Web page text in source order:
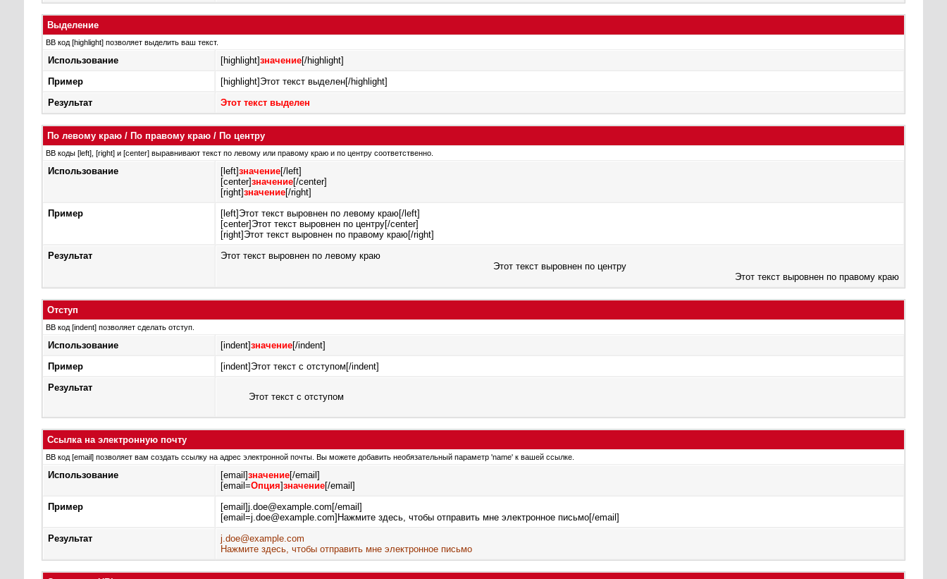
Выделение
BB код [highlight] позволяет выделить ваш текст.
Использование [highlight]значение[/highlight]
Пример
[highlight]Этот текст выделен[/highlight]
Результат
Этот текст выделен
По левому краю / По правому краю / По центру
BB коды [left], [right] и [center] выравнивают текст по левому или правому краю и по центру соответственно.
Использование [left]значение[/left]
[center]значение[/center]
[right]значение[/right]
Пример
[left]Этот текст выровнен по левому краю[/left]
[center]Этот текст выровнен по центру[/center]
[right]Этот текст выровнен по правому краю[/right]
Результат
Этот текст выровнен по левому краю
Этот текст выровнен по центру
Этот текст выровнен по правому краю
Отступ
BB код [indent] позволяет сделать отступ.
Использование [indent]значение[/indent]
Пример
[indent]Этот текст с отступом[/indent]
Результат
Этот текст с отступом
Ссылка на электронную почту
BB код [email] позволяет вам создать ссылку на адрес электронной почты. Вы можете добавить необязательный параметр 'name' к вашей ссылке.
Использование [email]значение[/email]
[email=Опция]значение[/email]
Пример
[email]j.doe@example.com[/email]
[email=j.doe@example.com]Нажмите здесь, чтобы отправить мне электронное письмо[/email]
Результат
j.doe@example.com
Нажмите здесь, чтобы отправить мне электронное письмо